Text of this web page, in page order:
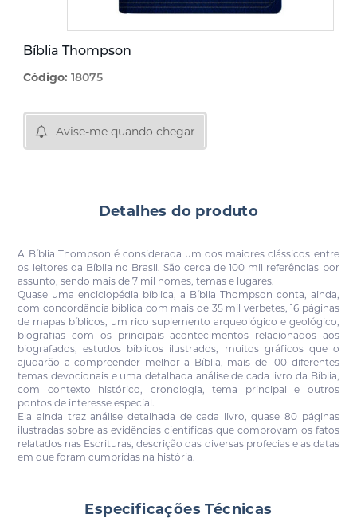
Bíblia Thompson
Código:18075
Avise-me quando chegar
Detalhes do produto
A Bíblia Thompson é considerada um dos maiores clássicos entre
os leitores da Bíblia no Brasil. São cerca de 100 mil referências por
assunto, sendo mais de 7 mil nomes, temas e lugares.
Quase uma enciclopédia bíblica, a Bíblia Thompson conta, ainda,
com concordância bíblica com mais de 35 mil verbetes, 16 páginas
de mapas bíblicos, um rico suplemento arqueológico e geológico,
biografias com os principais acontecimentos relacionados aos
biografados, estudos bíblicos ilustrados, muitos gráficos que o
ajudarão a compreender melhor a Bíblia, mais de 100 diferentes
temas devocionais e uma detalhada análise de cada livro da Bíblia,
com contexto histórico, cronologia, tema principal e outros
pontos de interesse especial.
Ela ainda traz análise detalhada de cada livro, quase 80 páginas
ilustradas sobre as evidências científicas que comprovam os fatos
relatados nas Escrituras, descrição das diversas profecias e as datas
em que foram cumpridas na história.
Especificações Técnicas